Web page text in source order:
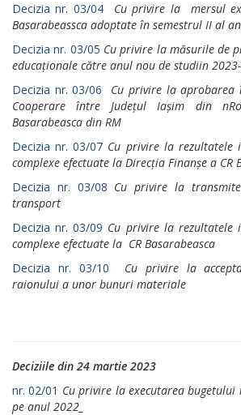
Decizia nr. 03/04 Cu privire la mersul
Basarabeassca adoptate în semestrul II al
Decizia nr. 03/05 Cu privire la măsurile de
educaționale către anul nou de studiin
Decizia nr. 03/06 Cu privire la aprobarea
Cooperare între Județul Iașim din
Basarabeasca din RM
Decizia nr. 03/07 Cu privire la rezultatele
complexe efectuate la Direcția Finanșe a CR
Decizia nr. 03/08 Cu privire la
transport
Decizia nr. 03/09 Cu privire la rezultatele
complexe efectuate la CR Basarabeasca
Decizia nr. 03/10 Cu privire la
raionului a unor bunuri materiale
Deciziile din 24 martie 2023
nr. 02/01 Cu privire la executarea bugetului
pe anul 2022_